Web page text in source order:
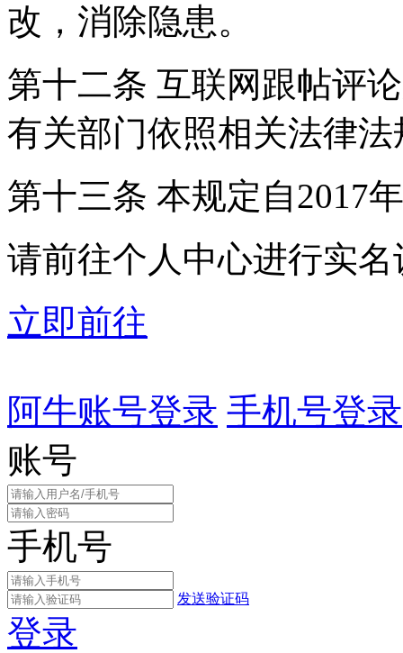
改，消除隐患。
第十二条 互联网跟帖评
有关部门依照相关法律
第十三条 本规定自2017
请前往个人中心进行实名
立即前往
阿牛账号登录 手机号登录
账号
手机号
发送验证码
登录